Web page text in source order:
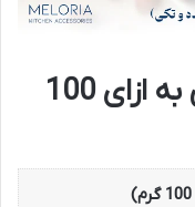
جدول ارزش غذایی فندق به ازای 100